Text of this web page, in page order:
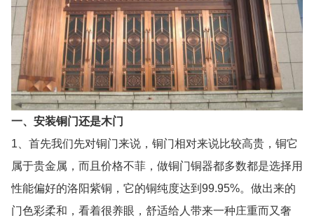
一、安装铜门还是木门
1、首先我们先对铜门来说，铜门相对来说比较高贵，铜它
属于贵金属，而且价格不菲，做铜门铜器都多数都是选择用
性能偏好的洛阳紫铜，它的铜纯度达到99.95%。做出来的
门色彩柔和，看着很养眼，舒适给人带来一种庄重而又奢